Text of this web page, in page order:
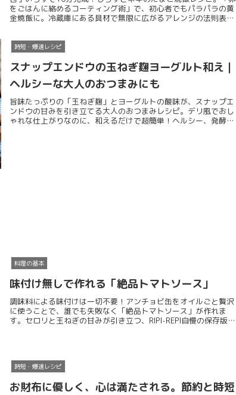
をごはんに絡めるコーティング術」で、初心者でもパラパラの黄
金焼飯に。冷蔵庫にある具材で無限に広がるアレンジの法則表も
時短・爆速レシピ
スナップエンドウの玉ねぎ麹ヨーグルト和え｜
ヘルシーな大人のおつまみにも
旨味たっぷりの「玉ねぎ麹」とヨーグルトの酸味が、スナップエ
ンドウの甘みを引き立てる大人のおつまみレシピ。デリ風でおし
ゃれな仕上がりなのに、和えるだけで超簡単！ヘルシー、発酵パ
料理の基本
味付け無しで作れる「絶品トマトソース」
調味料による味付けは一切不要！アンチョビ缶をオイルごと贅沢
に使うことで、誰でも失敗なく「絶品トマトソース」が作れま
す。セロリと玉ねぎの甘みが引き立つ、RIPI-REPI自慢の保存版レ
時短・爆速レシピ
お財布に優しく、心は満たされる。節約と時短